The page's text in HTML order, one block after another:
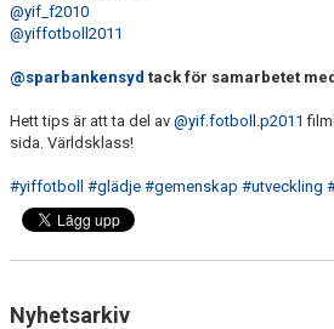
@yif_f2010
@yiffotboll2011
@sparbankensyd tack för samarbetet
Hett tips är att ta del av @yif.fotboll.p2011
sida. Världsklass!
#yiffotboll #glädje #gemenskap #utveckling
Nyhetsarkiv